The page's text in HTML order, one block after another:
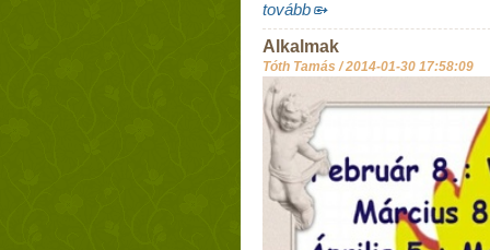
tovább
Alkalmak
Tóth Tamás /2014-01-30 17:58:09